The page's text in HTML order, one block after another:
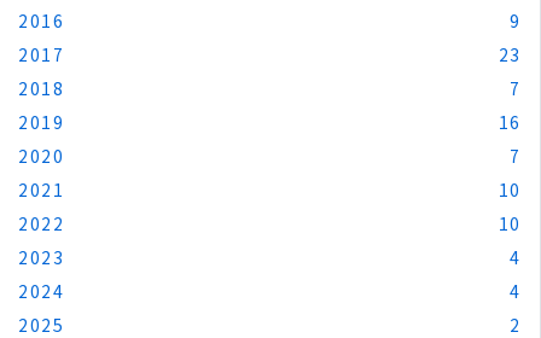
2016
9
2017
23
2018
7
2019
16
2020
7
2021
10
2022
10
2023
4
2024
4
2025
2